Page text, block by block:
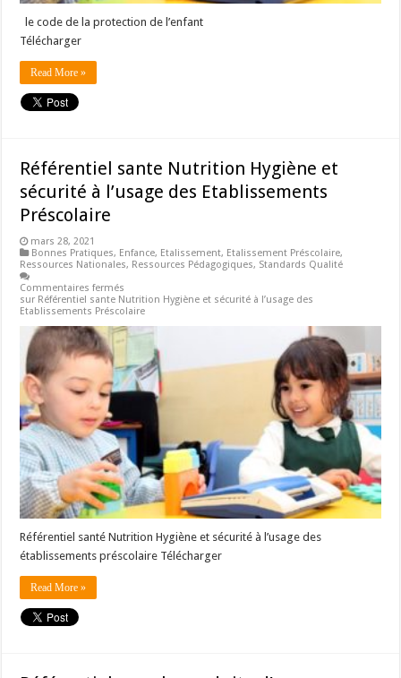
le code de la protection de l’enfant
Télécharger
Read More »
Référentiel sante Nutrition Hygiène et
sécurité à l’usage des Etablissements
Préscolaire
mars 28, 2021
Bonnes Pratiques, Enfance, Etalissement, Etalissement Préscolaire,
Ressources Nationales, Ressources Pédagogiques, Standards Qualité
Commentaires fermés
sur Référentiel sante Nutrition Hygiène et sécurité à l’usage des
Etablissements Préscolaire
Référentiel santé Nutrition Hygiène et sécurité à l’usage des
établissements préscolaire Télécharger
Read More »